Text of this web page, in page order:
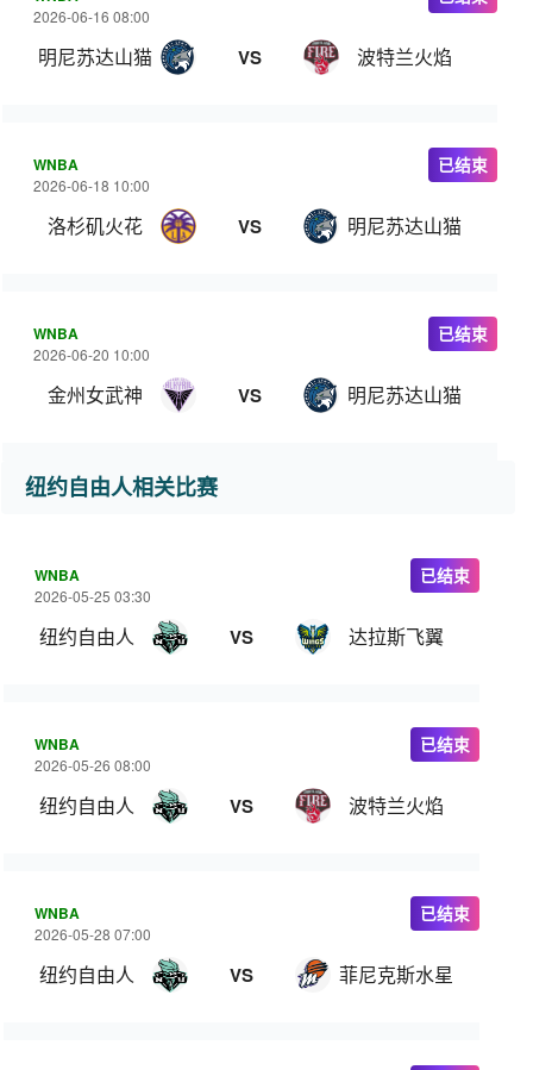
2026-06-16 08:00
明尼苏达山猫 VS 波特兰火焰
WNBA
2026-06-18 10:00
洛杉矶火花 VS 明尼苏达山猫
已结束
WNBA
2026-06-20 10:00
金州女武神 VS 明尼苏达山猫
已结束
纽约自由人相关比赛
WNBA
2026-05-25 03:30
纽约自由人 VS 达拉斯飞翼
已结束
WNBA
2026-05-26 08:00
纽约自由人 VS 波特兰火焰
已结束
WNBA
2026-05-28 07:00
纽约自由人 VS 菲尼克斯水星
已结束